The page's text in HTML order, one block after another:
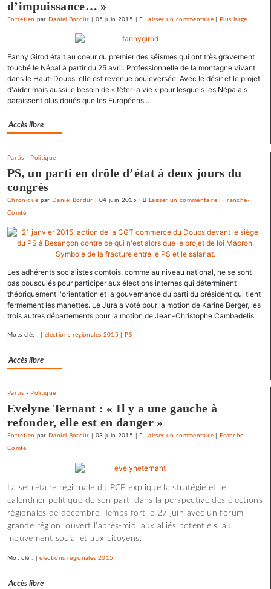
d’impuissance… »
Entretien par Daniel Bordür 05 juin 2015 Laisser un commentaireon
«
état
policier
| Plus large
Fanny Girod était au coeur du premier des séismes qui ont très gravement
touché le Népal à partir du 25 avril. Professionnelle de la montagne vivant
dans le Haut-Doubs, elle est revenue bouleversée. Avec le désir et le projet
d'aider mais aussi le besoin de « fêter la vie » pour lesquels les Népalais
paraissent plus doués que les Européens...
Accès libre
Partis - Politique
PS, un parti en drôle d’état à deux jours du
congrès
Chronique par Daniel Bordür 04 juin 2015 Laisser un commentaireon
»
le
SNJ
| Franche-
Comté
Les adhérents socialistes comtois, comme au niveau national, ne se sont
pas bousculés pour participer aux élections internes qui déterminent
théoriquement l'orientation et la gouvernance du parti du président qui tient
fermement les manettes. Le Jura a voté pour la motion de Karine Berger, les
trois autres départements pour la motion de Jean-Christophe Cambadelis.
Mots clés : |élections régionales 2015 PS
Accès libre
Partis - Politique
Evelyne Ternant : « Il y a une gauche à
refonder, elle est en danger »
Entretien par Daniel Bordür 03 juin 2015 Laisser un commentaireon
état
policier
»
pour
| Franche-
Comté
La secrétaire régionale du PCF explique la stratégie et le
calendrier politique de son parti dans la perspective des élections
régionales de décembre. Temps fort le 27 juin avec un forum
grande région, ouvert l'après-midi aux alliés potentiels, au
mouvement social et aux citoyens.
Mot clé : |élections régionales 2015
Accès libre